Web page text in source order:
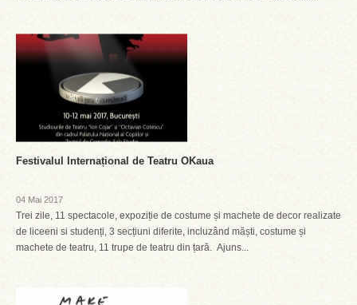
Festivalul Internațional de Teatru OKaua
04 Mai 2017
Trei zile, 11 spectacole, expoziție de costume și machete de decor realizate
de liceeni si studenți, 3 secțiuni diferite, incluzând măști, costume și
machete de teatru, 11 trupe de teatru din țară. Ajuns...